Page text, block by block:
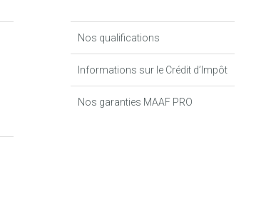
Nos qualifications
Informations sur le Crédit d’Impôt
Nos garanties MAAF PRO